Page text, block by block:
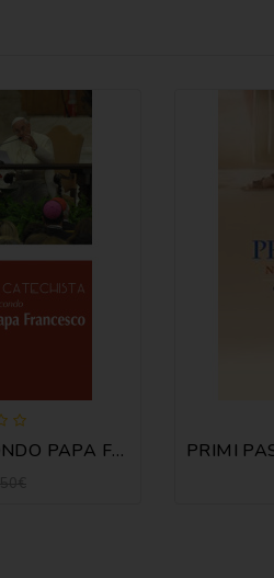
CATECHISTA SECONDO PAPA FRANCESCO